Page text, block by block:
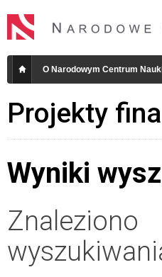
O Narodowym Centrum
Projekty
Wyniki